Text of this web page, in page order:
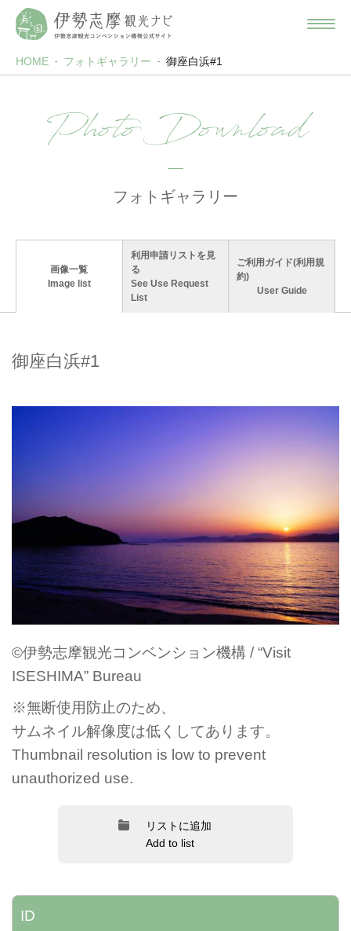
HOME フォトギャラリー 御座白浜#1
Photo Download
フォトギャラリー
画像一覧
Image list
利用申請リストを見
る
See Use Request
List
ご利用ガイド(利用規
約)
User Guide
御座白浜#1
©伊勢志摩観光コンベンション機構 / “Visit
ISESHIMA” Bureau
※無断使用防止のため、
サムネイル解像度は低くしてあります。
Thumbnail resolution is low to prevent
unauthorized use.
リストに追加
Add to list
ID